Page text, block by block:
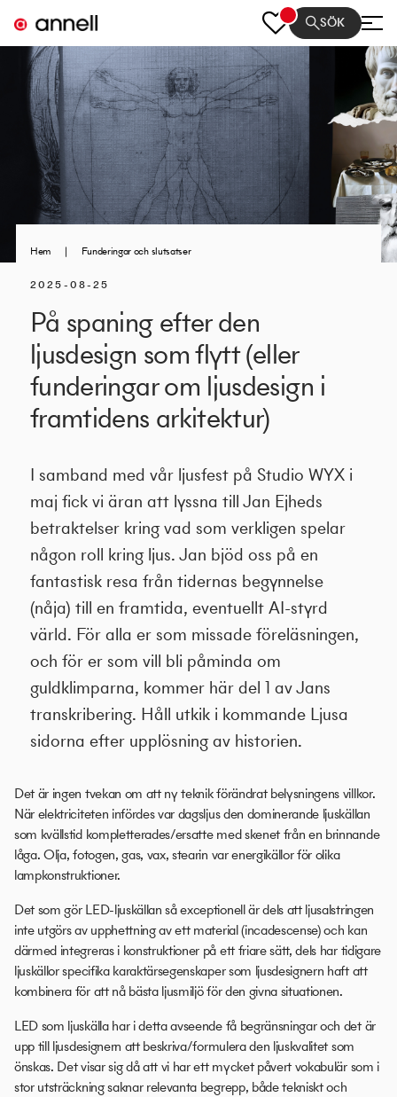
SÖK
Hem | Funderingar och slutsatser
2025-08-25
På spaning efter den
ljusdesign som flytt (eller
funderingar om ljusdesign i
framtidens arkitektur)
I samband med vår ljusfest på Studio WYX i
maj fick vi äran att lyssna till Jan Ejheds
betraktelser kring vad som verkligen spelar
någon roll kring ljus. Jan bjöd oss på en
fantastisk resa från tidernas begynnelse
(nåja) till en framtida, eventuellt AI-styrd
värld. För alla er som missade föreläsningen,
och för er som vill bli påminda om
guldklimparna, kommer här del 1 av Jans
transkribering. Håll utkik i kommande Ljusa
sidorna efter upplösning av historien.
Det är ingen tvekan om att ny teknik förändrat belysningens villkor.
När elektriciteten infördes var dagsljus den dominerande ljuskällan
som kvällstid kompletterades/ersatte med skenet från en brinnande
låga. Olja, fotogen, gas, vax, stearin var energikällor för olika
lampkonstruktioner.
Det som gör LED-ljuskällan så exceptionell är dels att ljusalstringen
inte utgörs av upphettning av ett material (incadescense) och kan
därmed integreras i konstruktioner på ett friare sätt, dels har tidigare
ljuskällor specifika karaktärsegenskaper som ljusdesignern haft att
kombinera för att nå bästa ljusmiljö för den givna situationen.
LED som ljuskälla har i detta avseende få begränsningar och det är
upp till ljusdesignern att beskriva/formulera den ljuskvalitet som
önskas. Det visar sig då att vi har ett mycket påvert vokabulär som i
stor utsträckning saknar relevanta begrepp, både tekniskt och